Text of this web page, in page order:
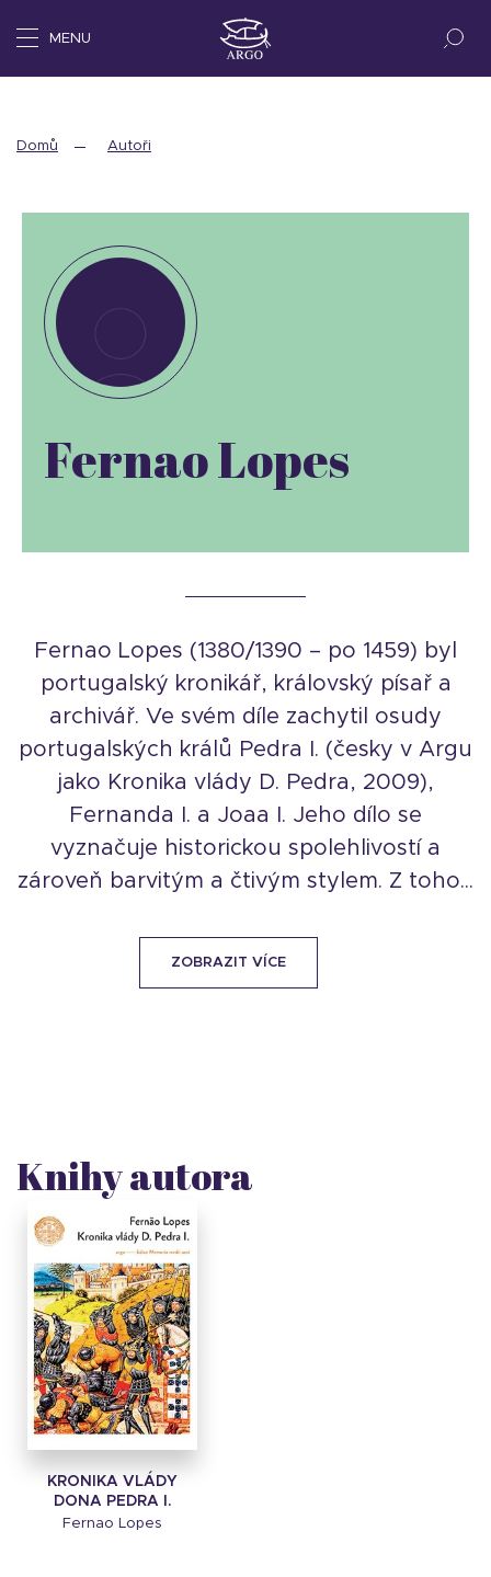
MENU
Domů Autoři
Fernao Lopes
Fernao Lopes (1380/1390 – po 1459) byl
portugalský kronikář, královský písař a
archivář. Ve svém díle zachytil osudy
portugalských králů Pedra I. (česky v Argu
jako Kronika vlády D. Pedra, 2009),
Fernanda I. a Joaa I. Jeho dílo se
vyznačuje historickou spolehlivostí a
zároveň barvitým a čtivým stylem. Z toho...
ZOBRAZIT VÍCE
Knihy autora
KRONIKA VLÁDY
DONA PEDRA I.
Fernao Lopes